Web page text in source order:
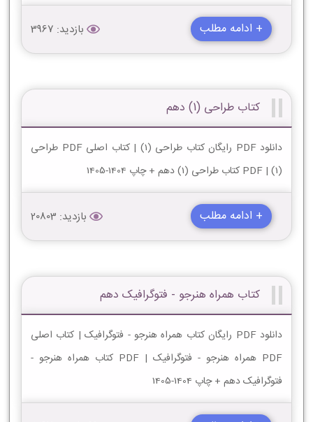
+ ادامه مطلب بازدید: 3967
کتاب طراحی (1) دهم
دانلود PDF رایگان کتاب طراحی (1) | کتاب اصلی PDF طراحی
(1) | PDF کتاب طراحی (1) دهم + چاپ 1404-1405
+ ادامه مطلب بازدید: 20803
کتاب همراه هنرجو - فتوگرافیک دهم
دانلود PDF رایگان کتاب همراه هنرجو - فتوگرافیک | کتاب اصلی
PDF همراه هنرجو - فتوگرافیک | PDF کتاب همراه هنرجو -
فتوگرافیک دهم + چاپ 1404-1405